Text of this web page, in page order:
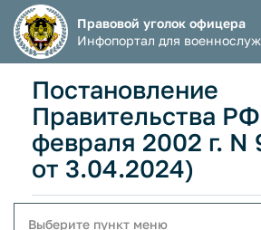
Правовой уголок офицера
Инфопортал для
Постановление
Правительства
февраля 2002 г. N
от 3.04.2024)
Выберите пункт меню